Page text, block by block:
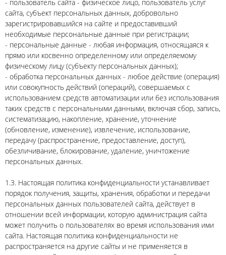
- пользователь сайта - физическое лицо, пользователь услуг
сайта, субъект персональных данных, добровольно
зарегистрировавшийся на сайте и предоставивший
необходимые персональные данные при регистрации;
- персональные данные - любая информация, относящаяся к
прямо или косвенно определенному или определяемому
физическому лицу (субъекту персональных данных);
- обработка персональных данных - любое действие (операция)
или совокупность действий (операций), совершаемых с
использованием средств автоматизации или без использования
таких средств с персональными данными, включая сбор, запись,
систематизацию, накопление, хранение, уточнение
(обновление, изменение), извлечение, использование,
передачу (распространение, предоставление, доступ),
обезличивание, блокирование, удаление, уничтожение
персональных данных.
1.3. Настоящая политика конфиденциальности устанавливает
порядок получения, защиты, хранения, обработки и передачи
персональных данных пользователей сайта, действует в
отношении всей информации, которую администрация сайта
может получить о пользователях во время использования ими
сайта. Настоящая политика конфиденциальности не
распространяется на другие сайты и не применяется в